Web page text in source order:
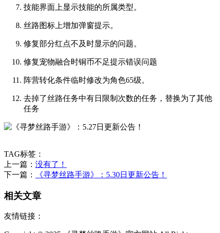
技能界面上显示技能的所属类型。
丝路图标上增加弹窗提示。
修复部分红点不及时显示的问题。
修复宠物融合时铜币不足提示错误问题
阵营转化条件临时修改为角色65级。
去掉了丝路任务中有日限制次数的任务，替换为了其他
任务
TAG标签：
上一篇： 没有了！
下一篇：
《寻梦丝路手游》：5.30日更新公告！
相关文章
友情链接：